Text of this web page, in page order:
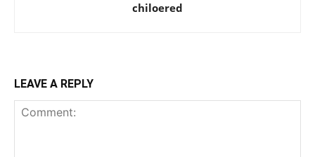
chiloered
LEAVE A REPLY